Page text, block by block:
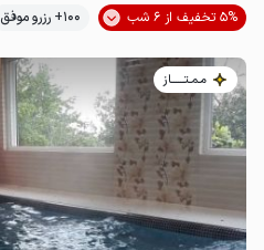
5% تخفیف از 6 شب
100+ رزرو موفق
مـمـتــــــاز